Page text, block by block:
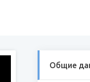
Общие